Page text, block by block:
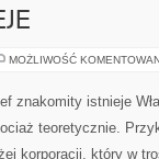
MOŻLIWOŚĆ
znakomity istnieje
teoretycznie.
korporacji, który w